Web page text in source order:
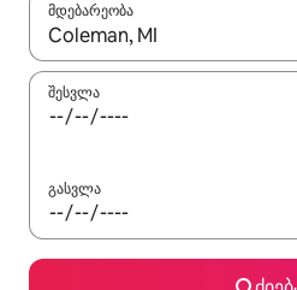
მდებარეობა
როცა შედეგები
შესვლა
გასვლა